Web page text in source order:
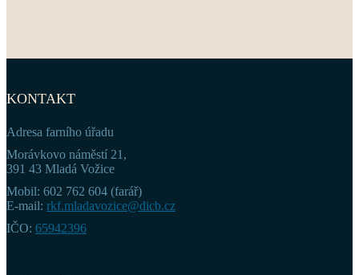
KONTAKT
Adresa farního úřadu
Morávkovo náměstí 21,
391 43 Mladá Vožice
Mobil: 602 762 604 (farář)
E-mail: rkf.mladavozice@dicb.cz
IČO: 65942396